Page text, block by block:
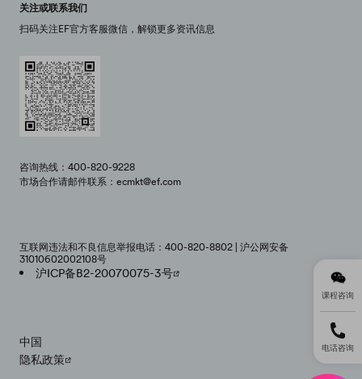
关注或联系我们
扫码关注EF官方客服微信，解锁更多资讯信息
咨询热线：400-820-9228
市场合作请邮件联系：ecmkt@ef.com
互联网违法和不良信息举报电话：400-820-8802 | 沪公网安备
31010602002108号
沪ICP备B2-20070075-3号
中国
隐私政策
课程咨询
电话咨询